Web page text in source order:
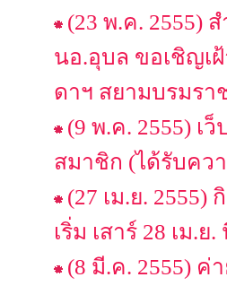
(23 พ.ค. 2555)
นอ.อุบล ขอเชิญเ
ดาฯ สยามบรมรา
(9 พ.ค. 2555) เ
สมาชิก (ได้รับคว
(27 เม.ย.
เริ่ม เสาร์ 28 เม.ย.
(8 มี.ค. 2555) ค่